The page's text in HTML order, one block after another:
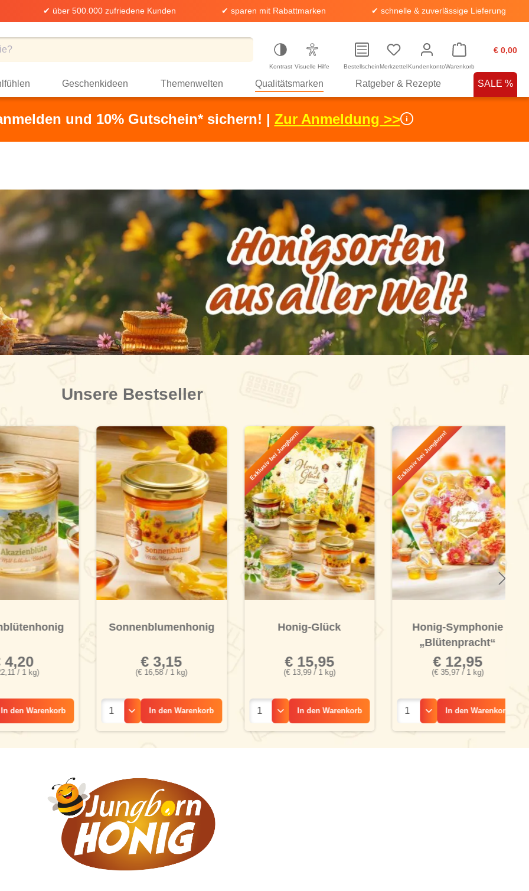
✔ über 500.000 zufriedene Kunden ✔ sparen mit Rabattmarken ✔ schnelle & zuverlässige Lieferung
Kontrast Visuelle Hilfe BestellscheinMerkzettelKundenkonto
€ 0,00
Warenkorb
Geschenkideen Themenwelten Qualitätsmarken Ratgeber & Rezepte SALE %
und 10% Gutschein* sichern! | Zur Anmeldung >>
Unsere Bestseller
Warenkorb
Sonnenblumenhonig
(€ 16,58 / 1 kg)
€ 3,15
In den Warenkorb
Exklusiv bei Jungborn!
Honig-Glück
(€ 13,99 / 1 kg)
€ 15,95
In den Warenkorb
Exklusiv bei Jungborn!
Honig-Symphonie
„Blütenpracht“
(€ 35,97 / 1 kg)
€ 12,95
In den Warenkorb